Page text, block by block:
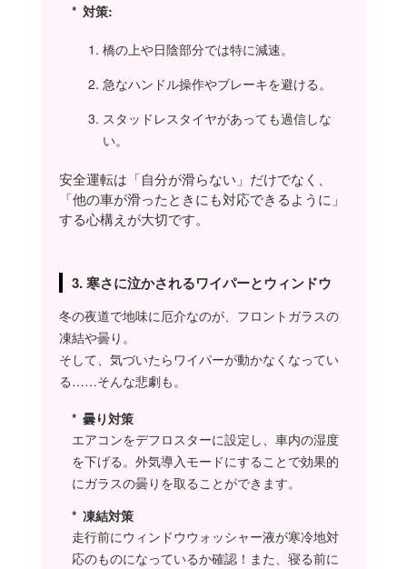
ヂギジョーッ!!!!!!!!
対策:
橋の上や日陰部分では特に減速。
急なハンドル操作やブレーキを避ける。
スタッドレスタイヤがあっても過信しな
い。
安全運転は「自分が滑らない」だけでなく、
「他の車が滑ったときにも対応できるように」
する心構えが大切です。
3. 寒さに泣かされるワイパーとウィンドウ
冬の夜道で地味に厄介なのが、フロントガラスの
凍結や曇り。
そして、気づいたらワイパーが動かなくなってい
る……そんな悲劇も。
曇り対策
エアコンをデフロスターに設定し、車内の湿度
を下げる。外気導入モードにすることで効果的
にガラスの曇りを取ることができます。
凍結対策
走行前にウィンドウウォッシャー液が寒冷地対
応のものになっているか確認！また、寝る前に